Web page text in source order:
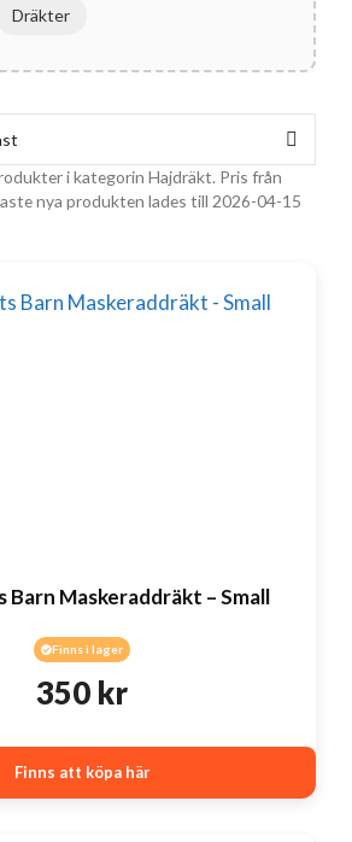
Dräkter
i kategorin Hajdräkt. Pris från
nya produkten lades till 2026-04-15
Maskeraddräkt – Small
Finns i lager
350 kr
Finns att köpa här